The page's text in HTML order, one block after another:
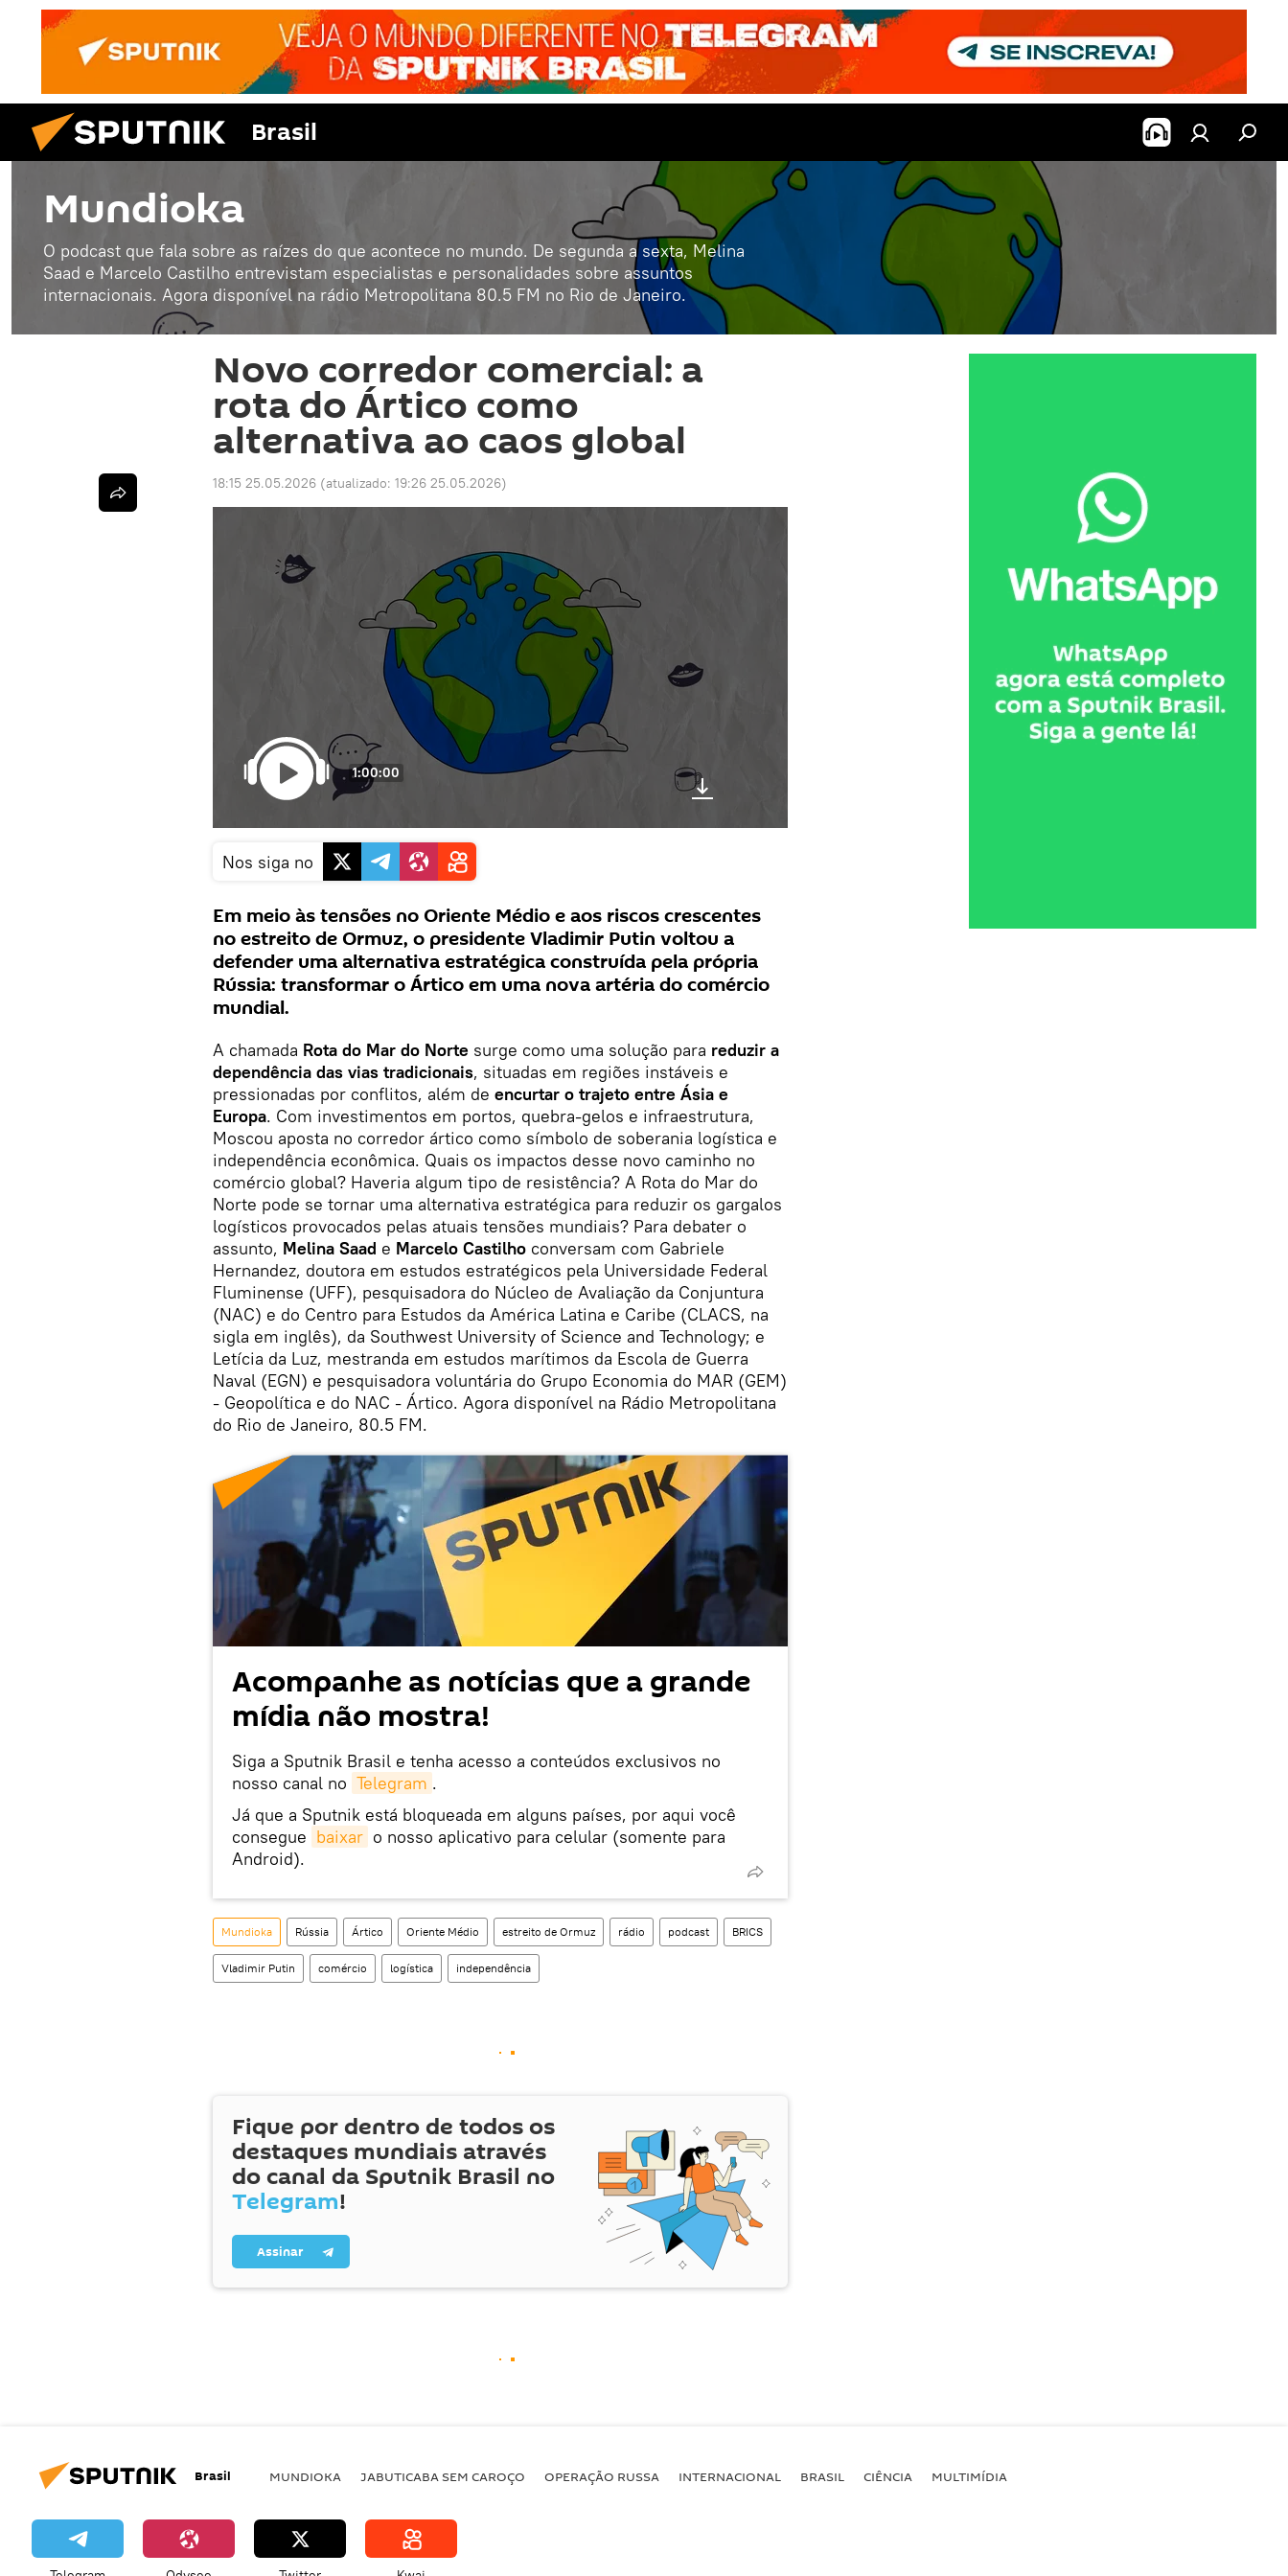
Brasil
Mundioka
O podcast que fala sobre as raízes do que acontece no mundo. De segunda a sexta, Melina
Saad e Marcelo Castilho entrevistam especialistas e personalidades sobre assuntos
internacionais. Agora disponível na rádio Metropolitana 80.5 FM no Rio de Janeiro.
Novo corredor comercial: a
rota do Ártico como
alternativa ao caos global
18:15 25.05.2026 (atualizado: 19:26 25.05.2026)
1:00:00
Nos siga no
Em meio às tensões no Oriente Médio e aos riscos crescentes
no estreito de Ormuz, o presidente Vladimir Putin voltou a
defender uma alternativa estratégica construída pela própria
Rússia: transformar o Ártico em uma nova artéria do comércio
mundial.
A chamada Rota do Mar do Norte surge como uma solução para reduzir a
dependência das vias tradicionais, situadas em regiões instáveis e
pressionadas por conflitos, além de encurtar o trajeto entre Ásia e
Europa. Com investimentos em portos, quebra-gelos e infraestrutura,
Moscou aposta no corredor ártico como símbolo de soberania logística e
independência econômica. Quais os impactos desse novo caminho no
comércio global? Haveria algum tipo de resistência? A Rota do Mar do
Norte pode se tornar uma alternativa estratégica para reduzir os gargalos
logísticos provocados pelas atuais tensões mundiais? Para debater o
assunto, Melina Saad e Marcelo Castilho conversam com Gabriele
Hernandez, doutora em estudos estratégicos pela Universidade Federal
Fluminense (UFF), pesquisadora do Núcleo de Avaliação da Conjuntura
(NAC) e do Centro para Estudos da América Latina e Caribe (CLACS, na
sigla em inglês), da Southwest University of Science and Technology; e
Letícia da Luz, mestranda em estudos marítimos da Escola de Guerra
Naval (EGN) e pesquisadora voluntária do Grupo Economia do MAR (GEM)
- Geopolítica e do NAC - Ártico. Agora disponível na Rádio Metropolitana
do Rio de Janeiro, 80.5 FM.
Acompanhe as notícias que a grande
mídia não mostra!
Siga a Sputnik Brasil e tenha acesso a conteúdos exclusivos no
nosso canal no Telegram .
Já que a Sputnik está bloqueada em alguns países, por aqui você
consegue baixar o nosso aplicativo para celular (somente para
Android).
Mundioka Rússia Ártico Oriente Médio estreito de Ormuz rádio podcast BRICS
Vladimir Putin comércio logística independência
Fique por dentro de todos os
destaques mundiais através
do canal da Sputnik Brasil no
Telegram!
Assinar
Brasil MUNDIOKA JABUTICABA SEM CAROÇO OPERAÇÃO RUSSA INTERNACIONAL BRASIL CIÊNCIA MULTIMÍDIA